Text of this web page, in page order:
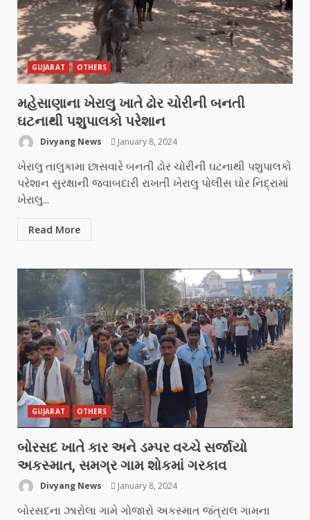
GUJARAT OTHERS
મહેસાણાના ખેરાલુ ખાતે ઢોર ચોરીની બનતી
ઘટનાથી પશુપાલકો પરેશાન
Divyang News January 8, 2024
ખેરાલુ તાલુકામા છાસવારે બનતી ઢોર ચોરીની ઘટનાથી પશુપાલકો
પરેશાન સુરક્ષાની જવાબદારી રાખતી ખેરાલુ પોલીસ ઘોર નિદ્રામાં
ખેરાલુ...
Read More
GUJARAT OTHERS
બોરસદ ખાતે કાર અને ડમ્પર વચ્ચે સર્જાયો
અકસ્માત, સમગ્ર ગામ શોકમાં ગરકાવ
Divyang News January 8, 2024
બોરસદના ઝારોલા ગામે ગોજારો અકસ્માત જંત્રાલ ગામના